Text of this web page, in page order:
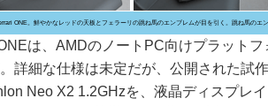
ONE。鮮やかなレッドの天板とフェラーリの跳ね馬のエンブレムが目を引く。跳ね馬のエ
は、AMDのノートPC向けプラットフ
詳細な仕様は未定だが、公開された試
Neo X2 1.2GHzを、液晶ディスプレ